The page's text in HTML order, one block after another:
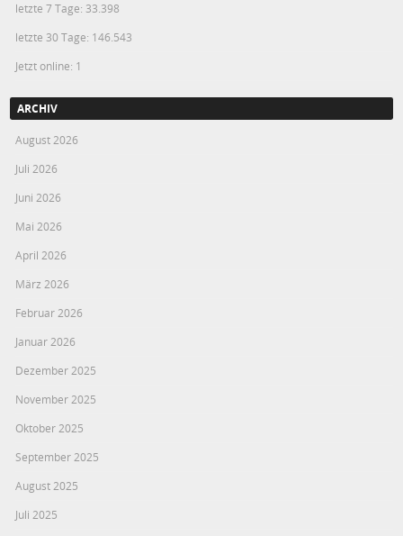
letzte 7 Tage: 33.398
letzte 30 Tage: 146.543
Jetzt online: 1
ARCHIV
August 2026
Juli 2026
Juni 2026
Mai 2026
April 2026
März 2026
Februar 2026
Januar 2026
Dezember 2025
November 2025
Oktober 2025
September 2025
August 2025
Juli 2025